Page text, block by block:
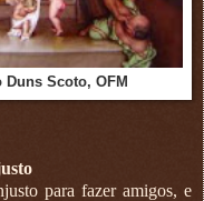
Duns Scoto, OFM
para fazer amigos, e